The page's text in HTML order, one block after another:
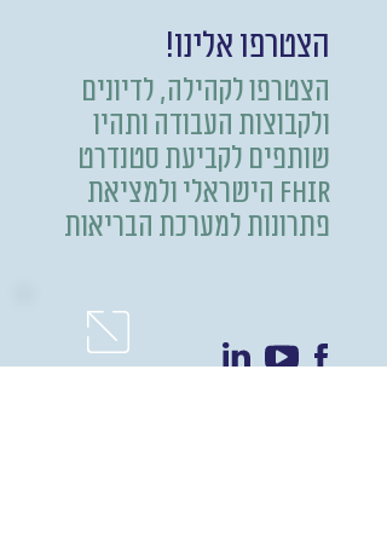
הצטרפו אלינו!
הצטרפו לקהילה, לדיונים
ולקבוצות העבודה ותהיו
שותפים לקביעת סטנדרט
FHIR הישראלי ולמציאת
פתרונות למערכת הבריאות